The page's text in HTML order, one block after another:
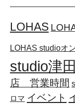
LOHAS
LOHAS studioオ
studio津
店 営業時間
ロマ イベント